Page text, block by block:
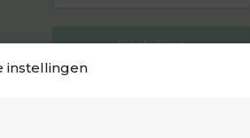
instellingen
Inschrijven